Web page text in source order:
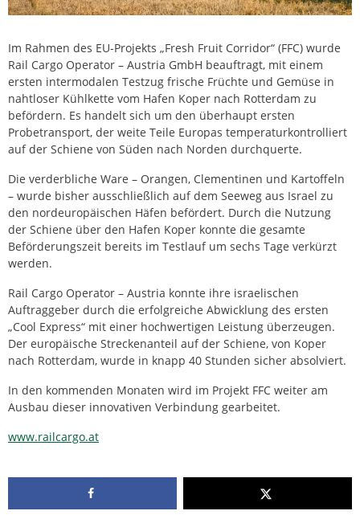
Im Rahmen des EU-Projekts „Fresh Fruit Corridor“ (FFC) wurde
Rail Cargo Operator – Austria GmbH beauftragt, mit einem
ersten intermodalen Testzug frische Früchte und Gemüse in
nahtloser Kühlkette vom Hafen Koper nach Rotterdam zu
befördern. Es handelt sich um den überhaupt ersten
Probetransport, der weite Teile Europas temperaturkontrolliert
auf der Schiene von Süden nach Norden durchquerte.
Die verderbliche Ware – Orangen, Clementinen und Kartoffeln
– wurde bisher ausschließlich auf dem Seeweg aus Israel zu
den nordeuropäischen Häfen befördert. Durch die Nutzung
der Schiene über den Hafen Koper konnte die gesamte
Beförderungszeit bereits im Testlauf um sechs Tage verkürzt
werden.
Rail Cargo Operator – Austria konnte ihre israelischen
Auftraggeber durch die erfolgreiche Abwicklung des ersten
„Cool Express“ mit einer hochwertigen Leistung überzeugen.
Der europäische Streckenanteil auf der Schiene, von Koper
nach Rotterdam, wurde in knapp 40 Stunden sicher absolviert.
In den kommenden Monaten wird im Projekt FFC weiter am
Ausbau dieser innovativen Verbindung gearbeitet.
www.railcargo.at